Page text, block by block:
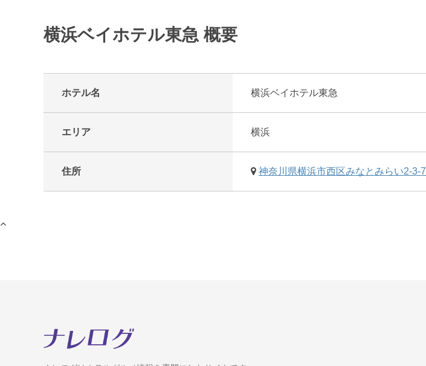
横浜ベイホテル東急 概要
ホテル名 横浜ベイホテル東急
エリア 横浜
住所 神奈川県横浜市西区みなとみらい2-3-7